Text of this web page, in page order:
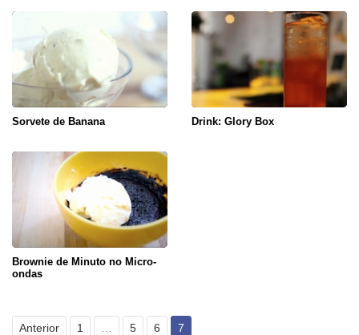
Sorvete de Banana Drink: Glory Box
Brownie de Minuto no Micro-
ondas
Anterior 1 5 6 7